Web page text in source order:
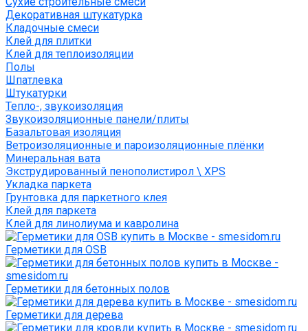
Декоративная штукатурка
Кладочные смеси
Клей для плитки
Клей для теплоизоляции
Полы
Шпатлевка
Штукатурки
Тепло-, звукоизоляция
Звукоизоляционные панели/плиты
Базальтовая изоляция
Ветроизоляционные и пароизоляционные плёнки
Минеральная вата
Экструдированный пенополистирол \ XPS
Укладка паркета
Грунтовка для паркетного клея
Клей для паркета
Клей для линолиума и кавролина
Герметики для OSB
Герметики для бетонных полов
Герметики для дерева